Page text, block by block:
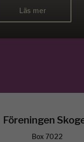
Läs mer
Föreningen
Box 7022